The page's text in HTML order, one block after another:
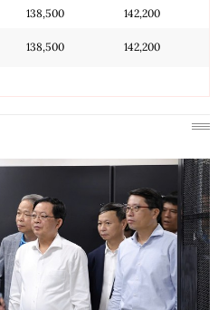
138,500 142,200
138,500 142,200